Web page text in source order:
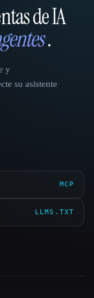
de IA
.
y
su asistente
MCP
LLMS.TXT